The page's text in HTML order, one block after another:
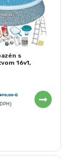
s
16v1,
| Bestway
€